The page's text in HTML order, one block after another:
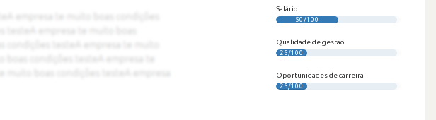
Salário
50/100
Qualidade de gestão
25/100
Oportunidades de carreira
25/100